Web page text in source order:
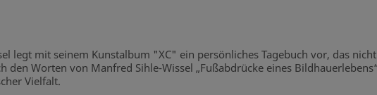
legt mit seinem Kunstalbum "XC" ein persönliches Tagebuch vor, das
den Worten von Manfred Sihle-Wissel „Fußabdrücke eines
Vielfalt.